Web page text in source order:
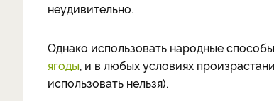
неудивительно.
Однако использовать народные
ягоды, и в любых условиях
использовать нельзя).